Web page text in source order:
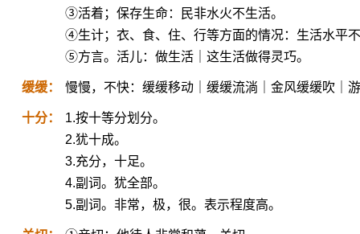
③活着；保存生命：民非水火不生活。
④生计；衣、食、住、行等方面的情况：生活水平
⑤方言。活儿：做生活｜这生活做得灵巧。
缓缓： 慢慢，不快：缓缓移动｜缓缓流淌｜金风缓缓吹｜
十分：
1.按十等分划分。
2.犹十成。
3.充分，十足。
4.副词。犹全部。
5.副词。非常，极，很。表示程度高。